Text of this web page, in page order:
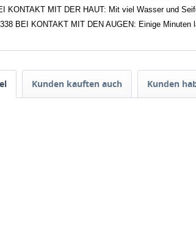
KONTAKT MIT DER HAUT: Mit viel Wasser und
BEI KONTAKT MIT DEN AUGEN: Einige
Kunden kauften auch Kunden